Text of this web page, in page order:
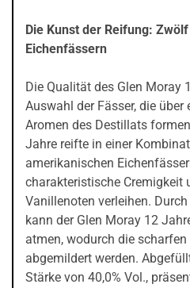
Die Kunst der Reifung:
Eichenfässern
Die Qualität des Glen Moray
Auswahl der Fässer, die
Aromen des Destillats
Jahre reifte in einer
amerikanischen
charakteristische Cremigkeit
Vanillenoten verleihen.
kann der Glen Moray 12
atmen, wodurch die
abgemildert werden.
Stärke von 40,0% Vol.,